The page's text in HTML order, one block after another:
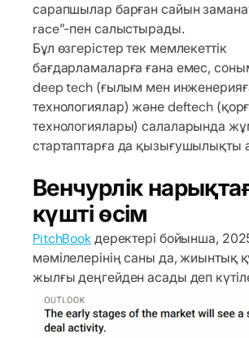
сарапшылар барған сайын
race”-пен салыстырады.
Бұл өзгерістер тек мемлекеттік
бағдарламаларға ғана емес,
deep tech (ғылым мен
технологиялар) және deftech
технологиялары) салаларында
стартаптарға да қызығушылықты
Венчурлік
күшті өсім
PitchBook деректері бойынша,
мәмілелерінің саны да, жиынтық
жылғы деңгейден асады деп